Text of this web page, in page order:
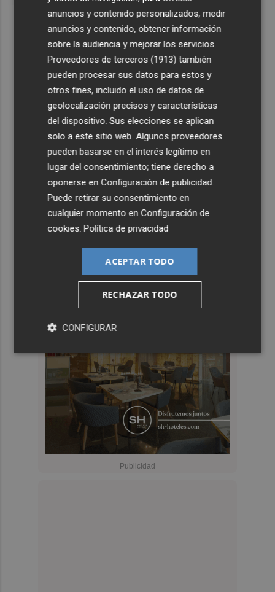
anuncios y contenido personalizados, medir
anuncios y contenido, obtener información
sobre la audiencia y mejorar los servicios.
Proveedores de terceros (1913) también
pueden procesar sus datos para estos y
otros fines, incluido el uso de datos de
geolocalización precisos y características
del dispositivo. Sus elecciones se aplican
solo a este sitio web. Algunos proveedores
pueden basarse en el interés legítimo en
lugar del consentimiento; tiene derecho a
oponerse enConfiguración de publicidad
Puede retirar su consentimiento en
cualquier momento enConfiguración de
cookies .Política de privacidad
ACEPTAR TODO
RECHAZAR TODO
CONFIGURAR